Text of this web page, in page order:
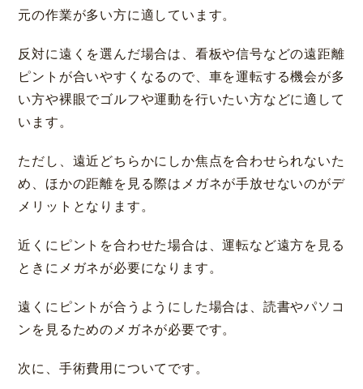
元の作業が多い方に適しています。
反対に遠くを選んだ場合は、看板や信号などの遠距離
ピントが合いやすくなるので、車を運転する機会が多
い方や裸眼でゴルフや運動を行いたい方などに適して
います。
ただし、遠近どちらかにしか焦点を合わせられないた
め、ほかの距離を見る際はメガネが手放せないのがデ
メリットとなります。
近くにピントを合わせた場合は、運転など遠方を見る
ときにメガネが必要になります。
遠くにピントが合うようにした場合は、読書やパソコ
ンを見るためのメガネが必要です。
次に、手術費用についてです。